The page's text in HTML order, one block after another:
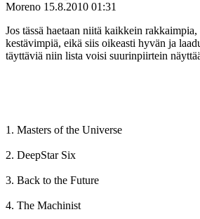
Moreno 15.8.2010 01:31
Jos tässä haetaan niitä kaikkein
kestävimpiä, eikä siis oikeasti hyvän ja
täyttäviä niin lista voisi suurinpiirtein
1. Masters of the Universe
2. DeepStar Six
3. Back to the Future
4. The Machinist